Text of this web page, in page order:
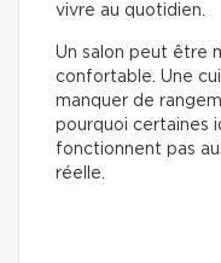
vivre au quotidien.
Un salon peut être
confortable. Une
manquer de
pourquoi certaines
fonctionnent pas
réelle.